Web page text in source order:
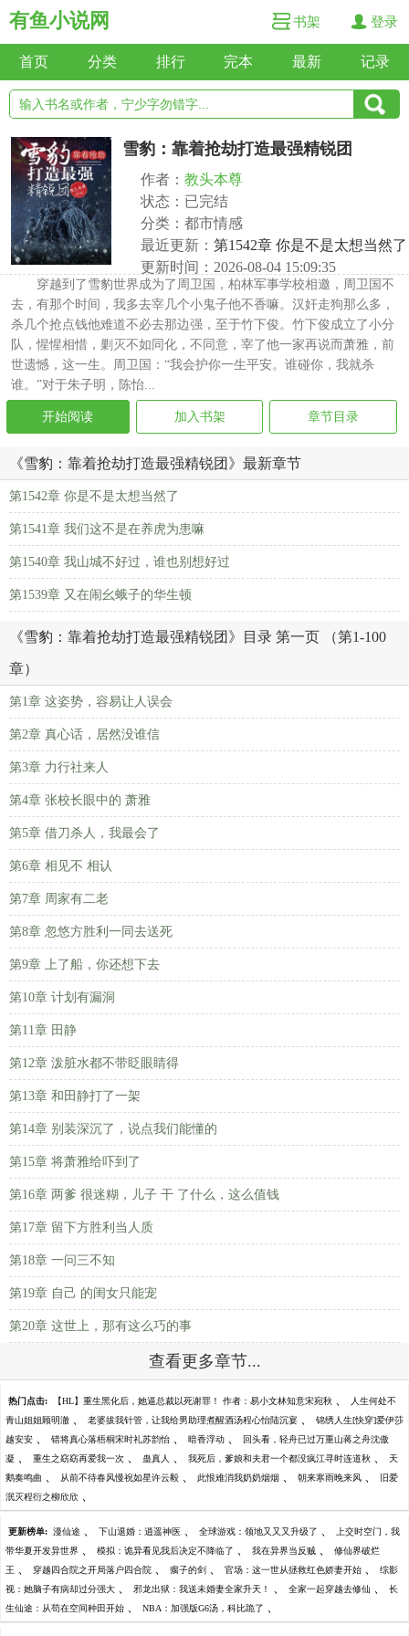
有鱼小说网 书架 登录
首页 分类 排行 完本 最新 记录
雪豹：靠着抢劫打造最强精锐团
作者： 教头本尊
状态：已完结
分类：都市情感
最近更新： 第1542章 你是不是太想当然了
更新时间：2026-08-04 15:09:35
穿越到了雪豹世界成为了周卫国，柏林军事学校相邀，周卫国不
去，有那个时间，我多去宰几个小鬼子他不香嘛。汉奸走狗那么多，
杀几个抢点钱他难道不必去那边强，至于竹下俊。竹下俊成立了小分
队，惺惺相惜，剿灭不如同化，不同意，宰了他一家再说而萧雅，前
世遗憾，这一生。周卫国：“我会护你一生平安。谁碰你，我就杀
谁。”对于朱子明，陈怡...
开始阅读 加入书架 章节目录
《雪豹：靠着抢劫打造最强精锐团》最新章节
第1542章 你是不是太想当然了
第1541章 我们这不是在养虎为患嘛
第1540章 我山城不好过，谁也别想好过
第1539章 又在闹幺蛾子的华生顿
《雪豹：靠着抢劫打造最强精锐团》目录 第一页 （第1-100
章）
第1章 这姿势，容易让人误会
第2章 真心话，居然没谁信
第3章 力行社来人
第4章 张校长眼中的 萧雅
第5章 借刀杀人，我最会了
第6章 相见不 相认
第7章 周家有二老
第8章 忽悠方胜利一同去送死
第9章 上了船，你还想下去
第10章 计划有漏洞
第11章 田静
第12章 泼脏水都不带眨眼睛得
第13章 和田静打了一架
第14章 别装深沉了，说点我们能懂的
第15章 将萧雅给吓到了
第16章 两爹 很迷糊，儿子 干 了什么，这么值钱
第17章 留下方胜利当人质
第18章 一问三不知
第19章 自己 的闺女只能宠
第20章 这世上，那有这么巧的事
查看更多章节...
热门点击: 【HL】重生黑化后，她逼总裁以死谢罪！ 作者：易小文林知意宋宛秋 、 人生何处不
青山姐姐顾明澈 、 老婆拔我针管，让我给男助理煮醒酒汤程心怡陆沉宴 、 锦绣人生[快穿]爱伊莎
越安安 、 错将真心落梧桐宋时礼苏韵怡 、 暗香浮动 、 回头看，轻舟已过万重山蒋之舟沈傲
凝 、 重生之窈窈再爱我一次 、 蛊真人 、 我死后，爹娘和夫君一个都没疯江寻时连道秋 、 天
鹅奏鸣曲 、 从前不待春风慢祝如星许云毅 、 此恨难消我奶奶烟烟 、 朝来寒雨晚来风 、 旧爱
泯灭程衍之柳欣欣 、
更新榜单: 漫仙途 、 下山退婚：逍遥神医 、 全球游戏：领地又又又升级了 、 上交时空门，我
带华夏开发异世界 、 模拟：诡异看见我后决定不降临了 、 我在异界当反贼 、 修仙界破烂
王 、 穿越四合院之开局落户四合院 、 瘸子的剑 、 官场：这一世从拯救红色娇妻开始 、 综影
视：她脑子有病却过分强大 、 邪龙出狱：我送未婚妻全家升天！ 、 全家一起穿越去修仙 、 长
生仙途：从苟在空间种田开始 、 NBA：加强版G6汤，科比跪了 、